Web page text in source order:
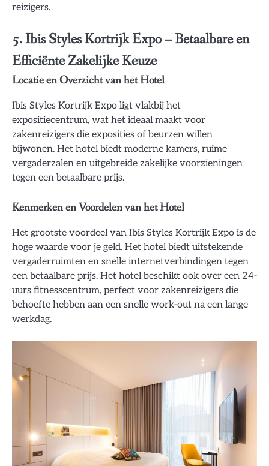
reizigers.
5. Ibis Styles Kortrijk Expo – Betaalbare en
Efficiënte Zakelijke Keuze
Locatie en Overzicht van het Hotel
Ibis Styles Kortrijk Expo ligt vlakbij het
expositiecentrum, wat het ideaal maakt voor
zakenreizigers die exposities of beurzen willen
bijwonen. Het hotel biedt moderne kamers, ruime
vergaderzalen en uitgebreide zakelijke voorzieningen
tegen een betaalbare prijs.
Kenmerken en Voordelen van het Hotel
Het grootste voordeel van Ibis Styles Kortrijk Expo is de
hoge waarde voor je geld. Het hotel biedt uitstekende
vergaderruimten en snelle internetverbindingen tegen
een betaalbare prijs. Het hotel beschikt ook over een 24-
uurs fitnesscentrum, perfect voor zakenreizigers die
behoefte hebben aan een snelle work-out na een lange
werkdag.